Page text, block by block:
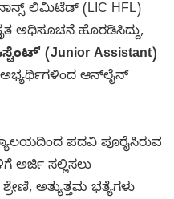
ಲಿಮಿಟೆಡ್ (LIC HFL)
ಅಧಿಸೂಚನೆ ಹೊರಡಿಸಿದ್ದು,
(Junior Assistant)
ಅಭ್ಯರ್ಥಿಗಳಿಂದ ಆನ್‌ಲೈನ್
ಪದವಿ ಪೂರೈಸಿರುವ
ಅರ್ಜಿ ಸಲ್ಲಿಸಲು
ಅತ್ಯುತ್ತಮ ಭತ್ಯೆಗಳು